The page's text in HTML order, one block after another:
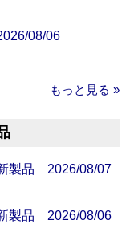
08/06
もっと見る »
製品 2026/08/07
製品 2026/08/06